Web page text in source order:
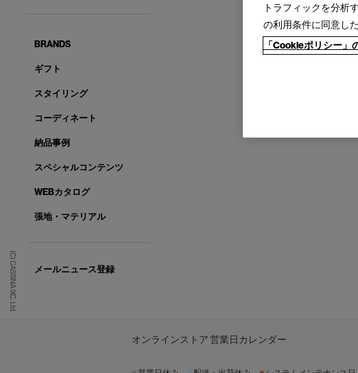
(C) CASSINA IXC. Ltd.
BRANDS
ギフト
スタイリング
コーディネート
納品事例
スペシャルコンテンツ
WEBカタログ
張地・マテリアル
メールニュース登録
オンラインストア 営業日カレンダー
トラフィックを分析
の利用条件に同意し
「Cookieポリシー